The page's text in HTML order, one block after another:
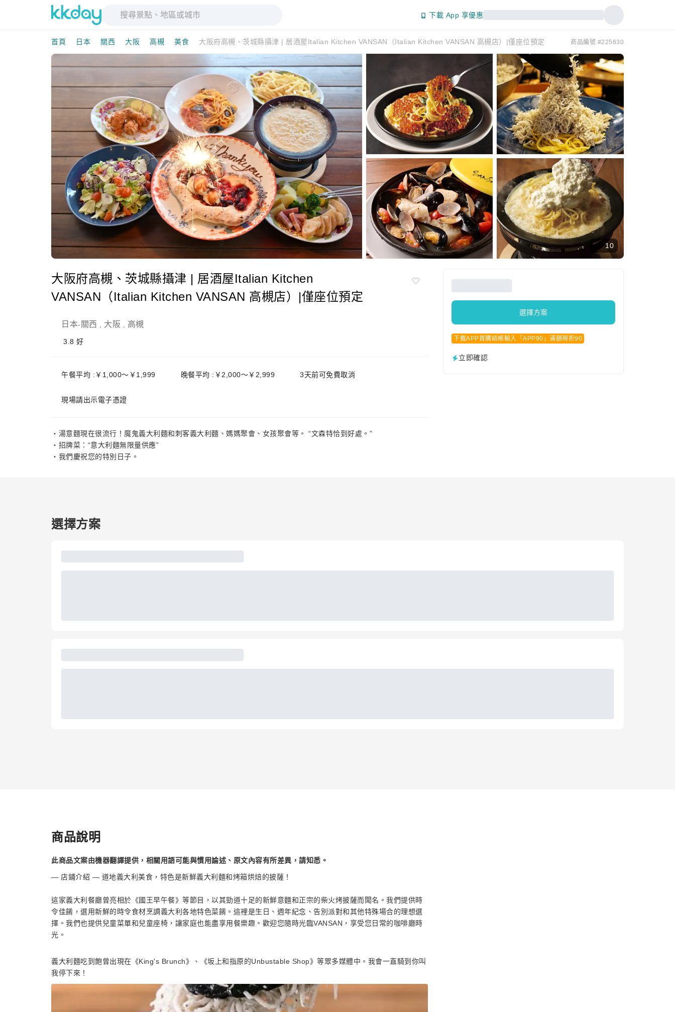
下載 App 享優惠
首頁 日本 關西 大阪 高槻 美食 大阪府高槻、茨城縣攝津 | 居酒屋Italian Kitchen VANSAN（Italian Kitchen VANSAN 高槻店）|僅座位預定 商品編號 #225630
10
大阪府高槻、茨城縣攝津 | 居酒屋Italian Kitchen
VANSAN（Italian Kitchen VANSAN 高槻店）|僅座位預定
日本- 關西 大阪 高槻
3.8 好
午餐平均 :￥1,000～￥1,999 晚餐平均 :￥2,000～￥2,999 3天前可免費取消
現場請出示電子憑證
・湯意麵現在很流行！魔鬼義大利麵和刺客義大利麵、媽媽聚會、女孩聚會等。 “文森特恰到好處。”
・招牌菜：“意大利麵無限量供應”
・我們慶祝您的特別日子。
選擇方案
下載APP首購結帳輸入「APP90」滿額現折90
立即確認
選擇方案
商品說明
此商品文案由機器翻譯提供，相關用語可能與慣用論述、原文內容有所差異，請知悉。
— 店鋪介紹 — 道地義大利美食，特色是新鮮義大利麵和烤箱烘焙的披薩！
這家義大利餐廳曾亮相於《國王早午餐》等節目，以其勁道十足的新鮮意麵和正宗的柴火烤披薩而聞名。我們提供時
令佳餚，選用新鮮的時令食材烹調義大利各地特色菜餚。這裡是生日、週年紀念、告別派對和其他特殊場合的理想選
擇。我們也提供兒童菜單和兒童座椅，讓家庭也能盡享用餐樂趣。歡迎您隨時光臨VANSAN，享受您日常的咖啡廳時
光。
義大利麵吃到飽曾出現在《King's Brunch》、《坂上和指原的Unbustable Shop》等眾多媒體中。我會一直騎到你叫
我停下來！